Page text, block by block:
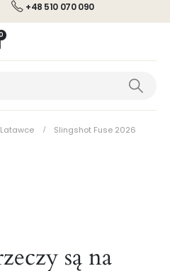
+48 510 070 090
Latawce Slingshot Fuse 2026
są na